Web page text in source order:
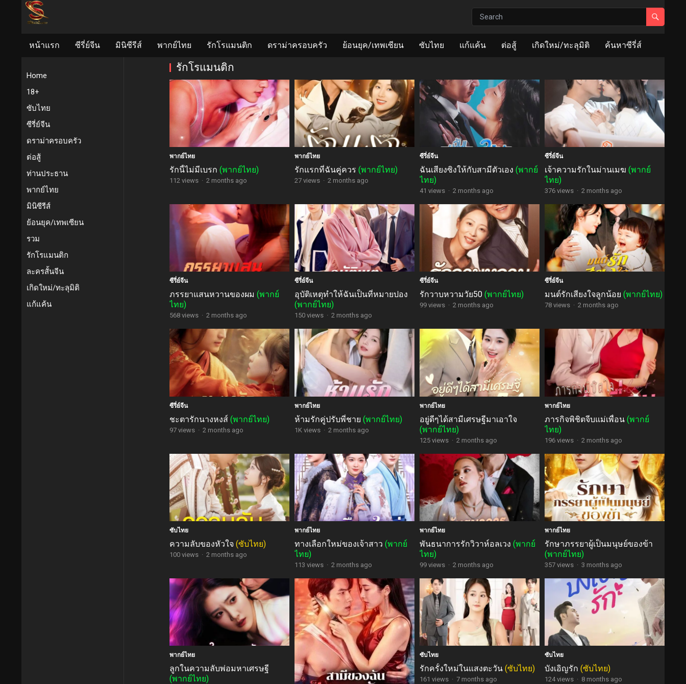
หน้าแรก ซีรี่ย์จีน มินิซีรีส์ พากย์ไทย รักโรแมนติก ดราม่าครอบครัว ย้อนยุค/เทพเซียน ซับไทย แก้แค้น ต่อสู้ เกิดใหม่/ทะลุมิติ ค้นหาซีรี่ส์
Home
18+
ซับไทย
ซีรี่ย์จีน
ดราม่าครอบครัว
ต่อสู้
ท่านประธาน
พากย์ไทย
มินิซีรีส์
ย้อนยุค/เทพเซียน
รวม
รักโรแมนติก
ละครสั้นจีน
เกิดใหม่/ทะลุมิติ
แก้แค้น
รักโรแมนติก
พากย์ไทย
รักนี้ไม่มีเบรก (พากย์ไทย)
112 views · 2 months ago
พากย์ไทย
รักแรกที่ฉันคู่ควร (พากย์ไทย)
27 views · 2 months ago
ซีรี่ย์จีน
ฉันเสียงซิงให้กับสามีตัวเอง (พากย์
ไทย)
41 views · 2 months ago
ซีรี่ย์จีน
เจ้าความรักในม่านเมฆ (พากย์
ไทย)
376 views · 2 months ago
ซีรี่ย์จีน
ภรรยาแสนหวานของผม (พากย์
ไทย)
568 views · 2 months ago
ซีรี่ย์จีน
อุบัติเหตุทำให้ฉันเป็นที่หมายปอง
(พากย์ไทย)
150 views · 2 months ago
ซีรี่ย์จีน
รักวาบหวามวัย50 (พากย์ไทย)
99 views · 2 months ago
ซีรี่ย์จีน
มนต์รักเสียงใจลูกน้อย (พากย์ไทย)
78 views · 2 months ago
ซีรี่ย์จีน
ชะตารักนางหงส์ (พากย์ไทย)
97 views · 2 months ago
พากย์ไทย
ห้ามรักคู่ปรับพี่ชาย (พากย์ไทย)
1K views · 2 months ago
พากย์ไทย
อยู่ดีๆได้สามีเศรษฐีมาเอาใจ
(พากย์ไทย)
125 views · 2 months ago
พากย์ไทย
ภารกิจพิชิตจีบแม่เพื่อน (พากย์
ไทย)
196 views · 2 months ago
ซับไทย
ความลับของหัวใจ (ซับไทย)
100 views · 2 months ago
พากย์ไทย
ทางเลือกใหม่ของเจ้าสาว (พากย์
ไทย)
113 views · 2 months ago
พากย์ไทย
พันธนาการรักวิวาห์อลเวง (พากย์
ไทย)
99 views · 2 months ago
พากย์ไทย
รักษาภรรยาผู้เป็นมนุษย์ของข้า
(พากย์ไทย)
357 views · 3 months ago
พากย์ไทย
ลูกในความลับพ่อมหาเศรษฐี
(พากย์ไทย)
ซับไทย
รักครั้งใหม่ในแสงตะวัน (ซับไทย)
161 views · 7 months ago
ซับไทย
บังเอิญรัก (ซับไทย)
124 views · 8 months ago